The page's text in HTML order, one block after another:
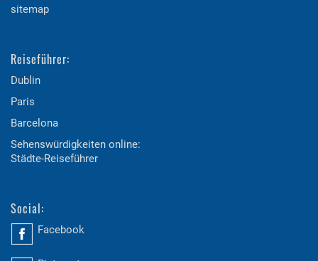
sitemap
Reiseführer:
Dublin
Paris
Barcelona
Sehenswürdigkeiten online:
Städte-Reiseführer
Social:
Facebook